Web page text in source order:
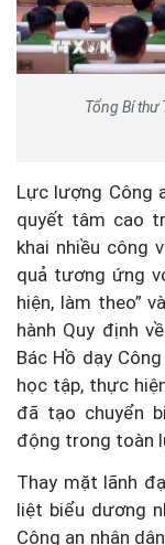
Tổng Bí thư
Lực lượng Công
quyết tâm cao
khai nhiều công
quả tương ứng
hiện, làm theo”
hành Quy định
Bác Hồ dạy
học tập, thực
đã tạo chuyển
động trong toàn
Thay mặt lãnh
liệt biểu dương
Công an nhân